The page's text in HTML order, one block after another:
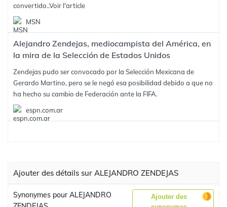
convertido..Voir l'article
MSN
Alejandro Zendejas, mediocampista del América, en
la mira de la Selección de Estados Unidos
Zendejas pudo ser convocado por la Selección Mexicana de
Gerardo Martino, pero se le negó esa posibilidad debido a que no
ha hecho su cambio de Federación ante la FIFA.
espn.com.ar
Ajouter des détails sur ALEJANDRO ZENDEJAS
Synonymes pour ALEJANDRO
Ajouter des